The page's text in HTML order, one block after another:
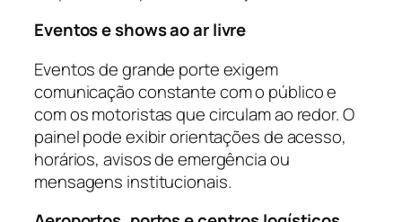
Eventos e shows ao ar livre
Eventos de grande porte exigem
comunicação constante com o público e
com os motoristas que circulam ao redor. O
painel pode exibir orientações de acesso,
horários, avisos de emergência ou
mensagens institucionais.